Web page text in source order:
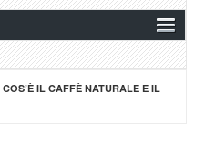
IL CAFFÈ NATURALE E IL